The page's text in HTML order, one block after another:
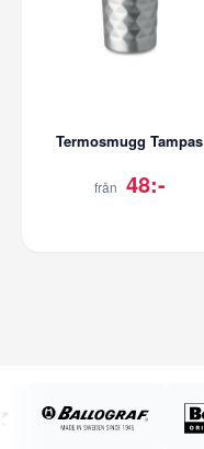
Termosmugg Tampas
från 48:-